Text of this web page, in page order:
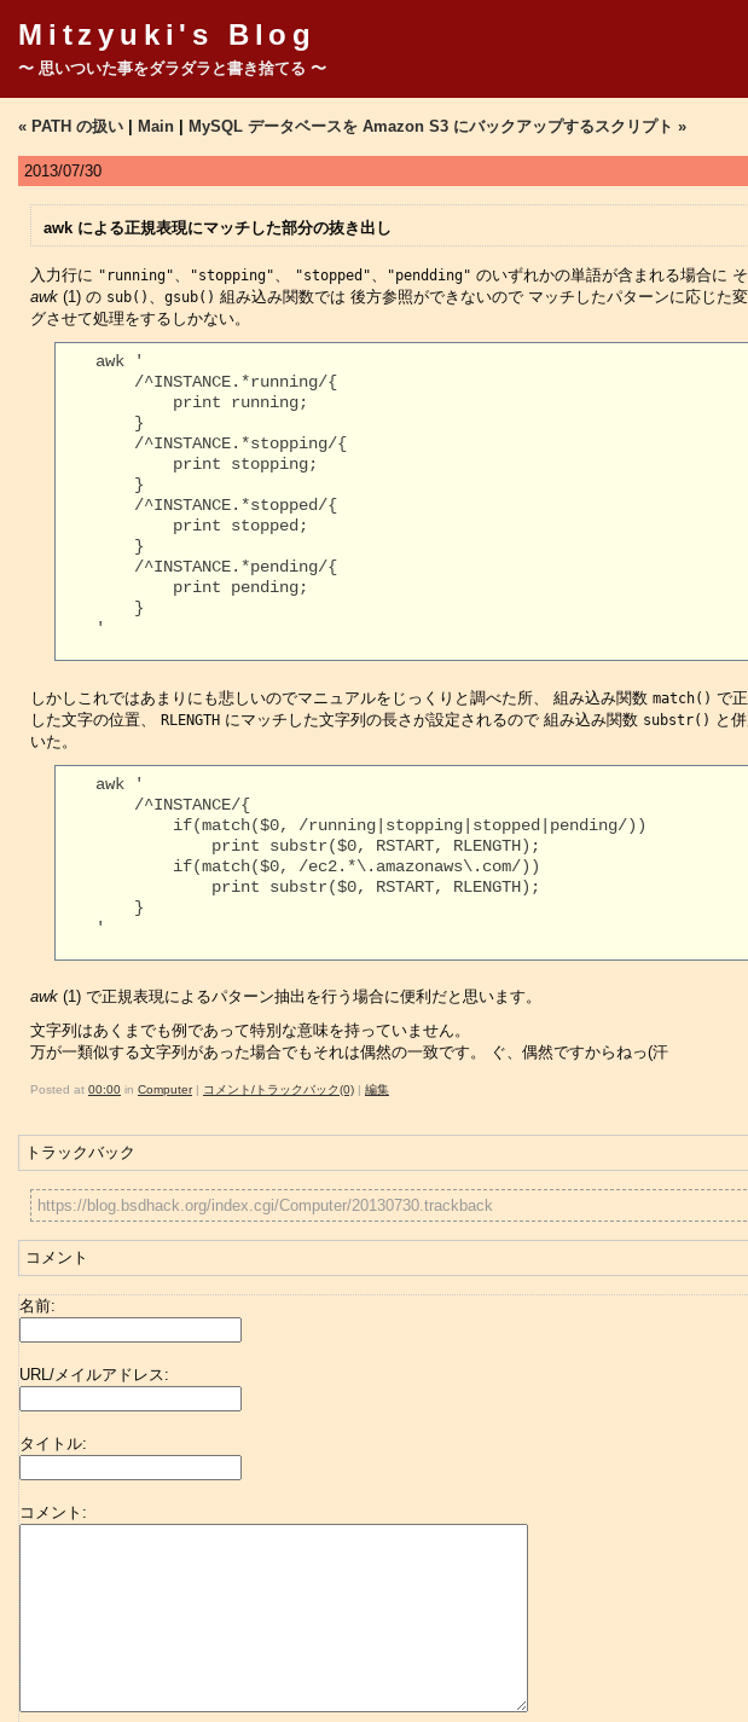
Mitzyuki's Blog
〜 思いついた事をダラダラと書き捨てる 〜
« PATH の扱い Main MySQL データベースを Amazon S3 にバックアップするスクリプト »
2013/07/30
awk による正規表現にマッチした部分の抜き出し
入力行に "running"、 "stopping"、 "stopped"、 "pendding" のいずれかの単語が含まれる場合に
awk (1) の sub() 、 gsub() 組み込み関数では 後方参照ができないので マッチしたパターンに応じた
グさせて処理をするしかない。
    awk '
        /^INSTANCE.*running/{
            print running;
        }
        /^INSTANCE.*stopping/{
            print stopping;
        }
        /^INSTANCE.*stopped/{
            print stopped;
        }
        /^INSTANCE.*pending/{
            print pending;
        }
    '
しかしこれではあまりにも悲しいのでマニュアルをじっくりと調べた所、 組み込み関数 match() で
した文字の位置、 RLENGTH にマッチした文字列の長さが設定されるので 組み込み関数 substr() と
いた。
    awk '
        /^INSTANCE/{
            if(match($0, /running|stopping|stopped|pending/))
                print substr($0, RSTART, RLENGTH);
            if(match($0, /ec2.*\.amazonaws\.com/))
                print substr($0, RSTART, RLENGTH);
        }
    '
awk (1) で正規表現によるパターン抽出を行う場合に便利だと思います。
文字列はあくまでも例であって特別な意味を持っていません。
万が一類似する文字列があった場合でもそれは偶然の一致です。 ぐ、偶然ですからねっ(汗
Posted at 00:00 in Computer| コメント/トラックバック(0) | 編集
トラックバック
https://blog.bsdhack.org/index.cgi/Computer/20130730.trackback
コメント
名前:
URL/メイルアドレス:
タイトル:
コメント: